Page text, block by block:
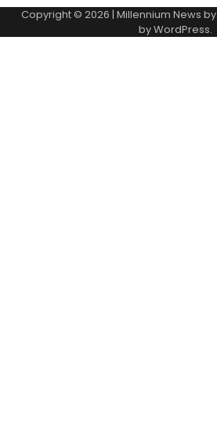
Copyright © 2026 | Millennium News by
byWordPress.